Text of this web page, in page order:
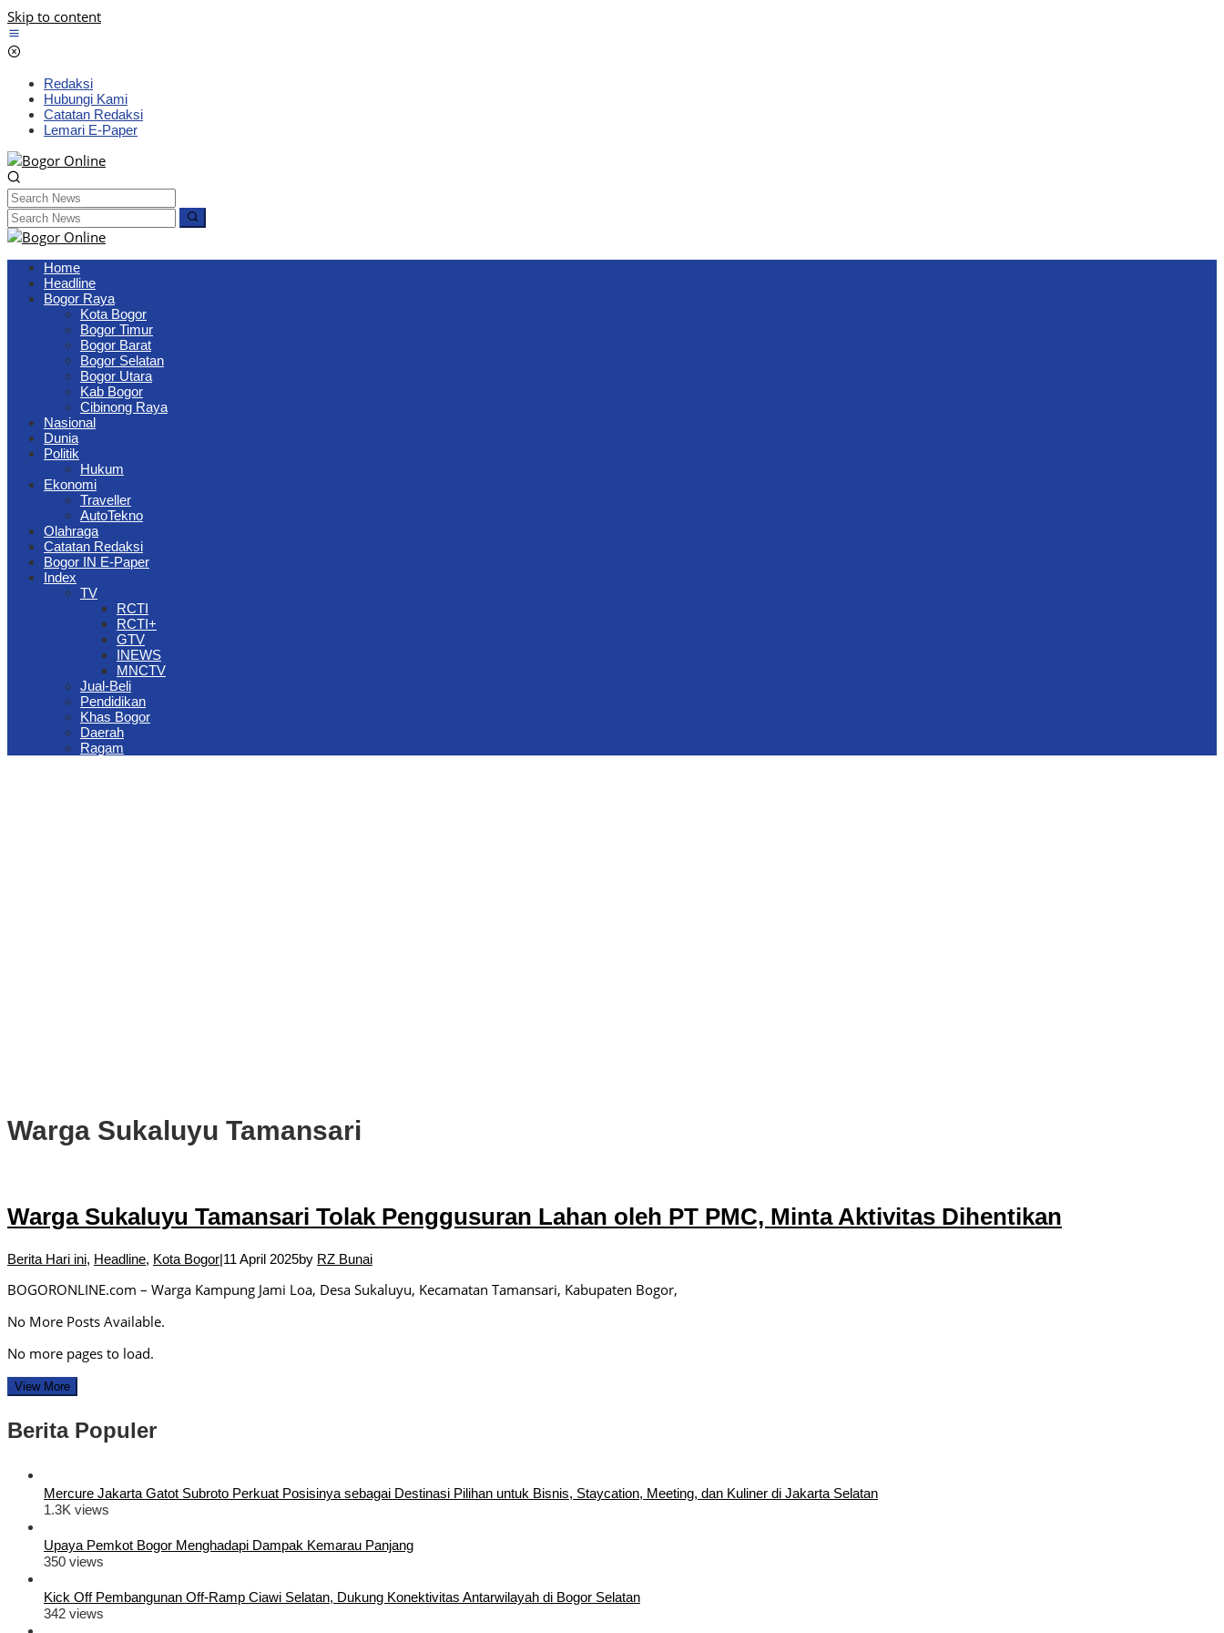
Skip to content
Redaksi
Hubungi Kami
Catatan Redaksi
Lemari E-Paper
Home
Headline
Bogor Raya
Kota Bogor
Bogor Timur
Bogor Barat
Bogor Selatan
Bogor Utara
Kab Bogor
Cibinong Raya
Nasional
Dunia
Politik
Hukum
Ekonomi
Traveller
AutoTekno
Olahraga
Catatan Redaksi
Bogor IN E-Paper
Index
TV
RCTI
RCTI+
GTV
INEWS
MNCTV
Jual-Beli
Pendidikan
Khas Bogor
Daerah
Ragam
Warga Sukaluyu Tamansari
Warga Sukaluyu Tamansari Tolak Penggusuran Lahan oleh PT PMC, Minta Aktivitas Dihentikan
Berita Hari ini, Headline, Kota Bogor|11 April 2025by RZ Bunai
BOGORONLINE.com – Warga Kampung Jami Loa, Desa Sukaluyu, Kecamatan Tamansari, Kabupaten Bogor,
No More Posts Available.
No more pages to load.
View More
Berita Populer
Mercure Jakarta Gatot Subroto Perkuat Posisinya sebagai Destinasi Pilihan untuk Bisnis, Staycation, Meeting, dan Kuliner di Jakarta Selatan
1.3K views
Upaya Pemkot Bogor Menghadapi Dampak Kemarau Panjang
350 views
Kick Off Pembangunan Off-Ramp Ciawi Selatan, Dukung Konektivitas Antarwilayah di Bogor Selatan
342 views